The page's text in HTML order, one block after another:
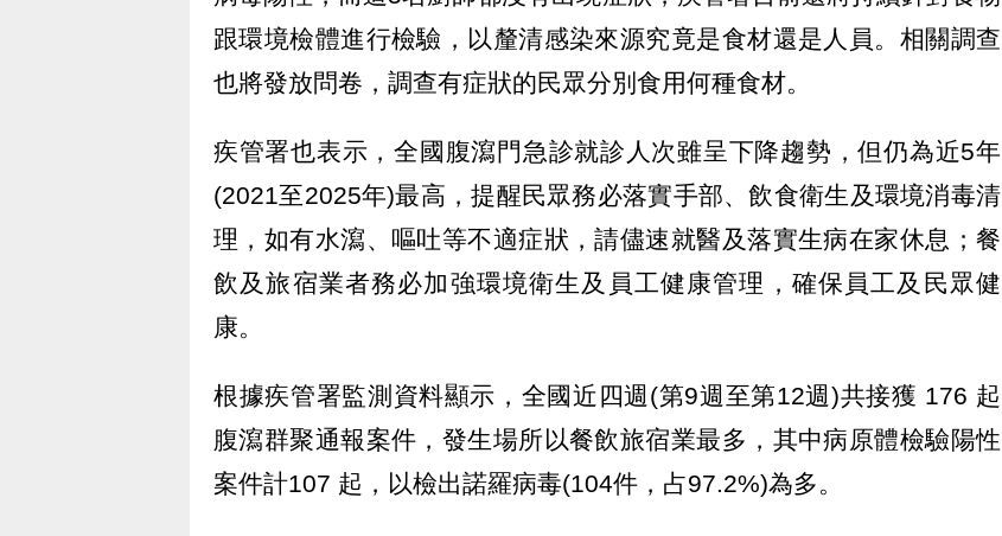
跟環境檢體進行檢驗，以釐清感染來源究竟是食材還是人員。相關調查
也將發放問卷，調查有症狀的民眾分別食用何種食材。
疾管署也表示，全國腹瀉門急診就診人次雖呈下降趨勢，但仍為近5年
(2021至2025年)最高，提醒民眾務必落實手部、飲食衛生及環境消毒清
理，如有水瀉、嘔吐等不適症狀，請儘速就醫及落實生病在家休息；餐
飲及旅宿業者務必加強環境衛生及員工健康管理，確保員工及民眾健
康。
根據疾管署監測資料顯示，全國近四週(第9週至第12週)共接獲 176 起
腹瀉群聚通報案件，發生場所以餐飲旅宿業最多，其中病原體檢驗陽性
案件計107 起，以檢出諾羅病毒(104件，占97.2%)為多。